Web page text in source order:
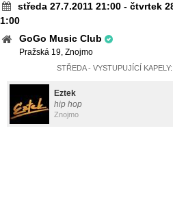
středa 27.7.2011 21:00 - čtvrtek
1:00
GoGo Music Club
Pražská 19, Znojmo
STŘEDA - VYSTUPUJÍCÍ KAPELY:
Eztek
hip hop
Znojmo